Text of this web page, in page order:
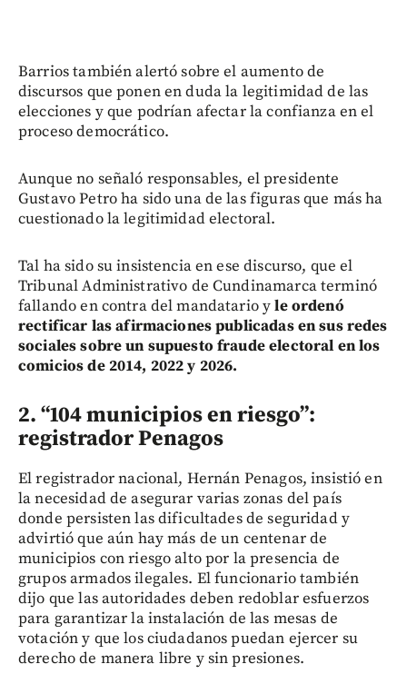
Barrios también alertó sobre el aumento de
discursos que ponen en duda la legitimidad de las
elecciones y que podrían afectar la confianza en el
proceso democrático.
Aunque no señaló responsables, el presidente
Gustavo Petro ha sido una de las figuras que más ha
cuestionado la legitimidad electoral.
Tal ha sido su insistencia en ese discurso, que el
Tribunal Administrativo de Cundinamarca terminó
fallando en contra del mandatario yle ordenó
rectificar las afirmaciones publicadas en sus redes
sociales sobre un supuesto fraude electoral en los
comicios de 2014, 2022 y 2026.
2. “104 municipios en riesgo”:
registrador Penagos
El registrador nacional, Hernán Penagos, insistió en
la necesidad de asegurar varias zonas del país
donde persisten las dificultades de seguridad y
advirtió que aún hay más de un centenar de
municipios con riesgo alto por la presencia de
grupos armados ilegales. El funcionario también
dijo que las autoridades deben redoblar esfuerzos
para garantizar la instalación de las mesas de
votación y que los ciudadanos puedan ejercer su
derecho de manera libre y sin presiones.